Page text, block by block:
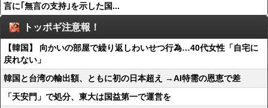
言に｢無言の支持｣を示した国...
トッポギ注意報！
【韓国】 向かいの部屋で繰り返しわいせつ行為…40代女性「自宅に
戻れない」
韓国と台湾の輸出額、ともに初の日本超え →AI特需の恩恵で差
「天安門」で処分、東大は国益第一で運営を